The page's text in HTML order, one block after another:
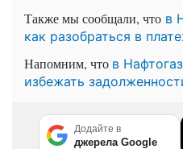
Также мы сообщали, что в
как разобраться в
Напомним, что в
избежать
Додайте в
джерела Google